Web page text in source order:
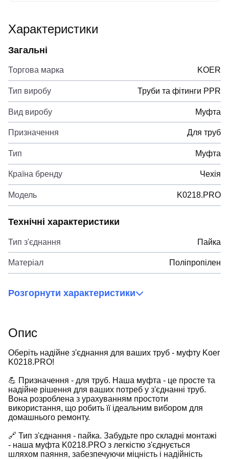
Характеристики
Загальні
Торгова марка KOER
Тип виробу Труби та фітинги PPR
Вид виробу Муфта
Призначення Для труб
Тип Муфта
Країна бренду Чехія
Модель K0218.PRO
Технічні характеристики
Тип з'єднання Пайка
Матеріал Поліпропілен
Розгорнути характеристики
Опис
Оберіть надійне з'єднання для ваших труб - муфту Koer
K0218.PRO!
💪 Призначення - для труб. Наша муфта - це просте та
надійне рішення для ваших потреб у з'єднанні труб.
Вона розроблена з урахуванням простоти
використання, що робить її ідеальним вибором для
домашнього ремонту.
🔗 Тип з'єднання - пайка. Забудьте про складні монтажі
- наша муфта K0218.PRO з легкістю з'єднується
шляхом паяння, забезпечуючи міцність і надійність